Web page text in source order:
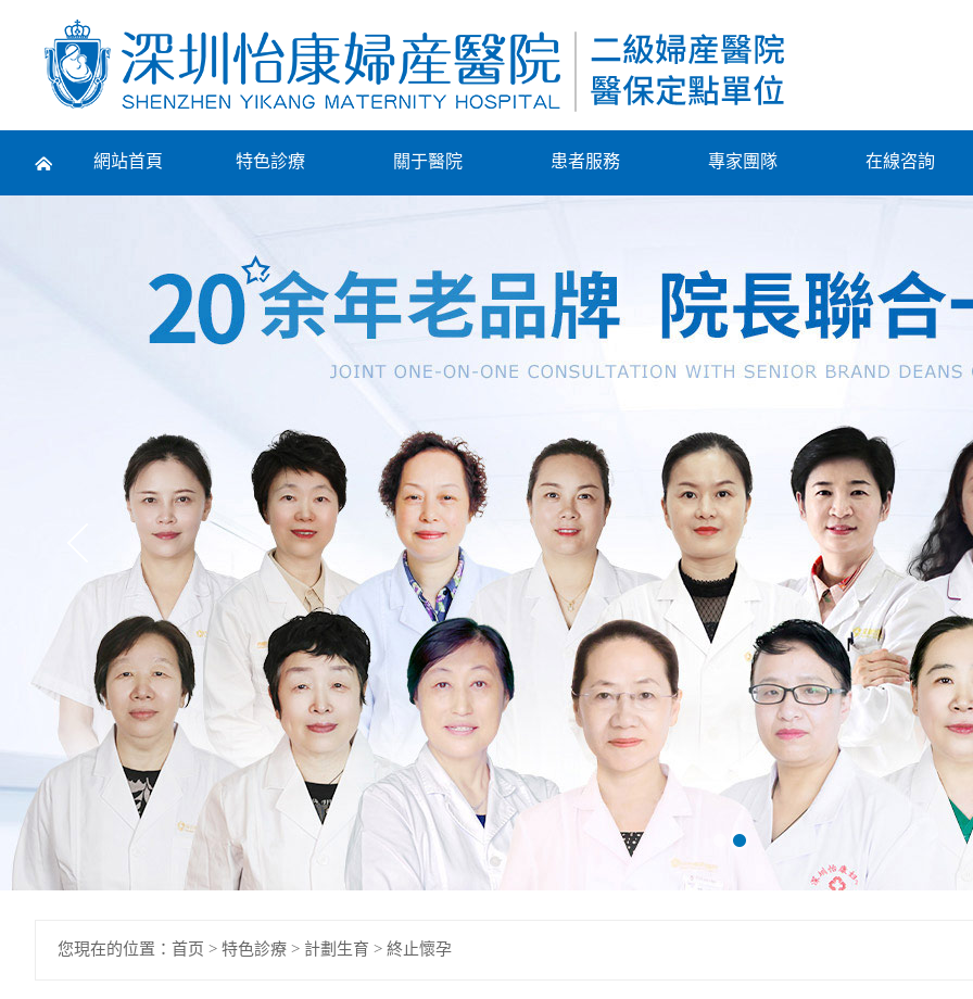
網站首頁 特色診療 關于醫院 患者服務 專家團隊 在線咨詢
Prev
您現在的位置： 首页 > 特色診療 > 計劃生育 > 終止懷孕